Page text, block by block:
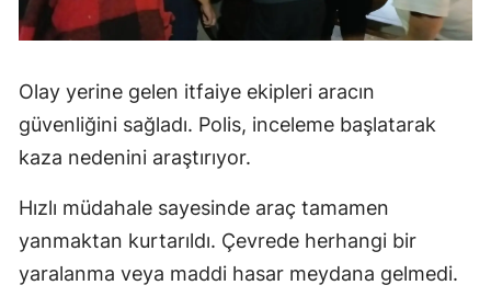
Olay yerine gelen itfaiye ekipleri aracın
güvenliğini sağladı. Polis, inceleme başlatarak
kaza nedenini araştırıyor.
Hızlı müdahale sayesinde araç tamamen
yanmaktan kurtarıldı. Çevrede herhangi bir
yaralanma veya maddi hasar meydana gelmedi.